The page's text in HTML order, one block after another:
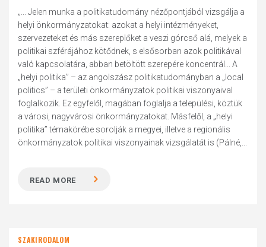
„... Jelen munka a politikatudomány nézőpontjából vizsgálja a
helyi önkormányzatokat: azokat a helyi intézményeket,
szervezeteket és más szereplőket a veszi górcső alá, melyek a
politikai szférájához kötődnek, s elsősorban azok politikával
való kapcsolatára, abban betöltött szerepére koncentrál... A
„helyi politika” – az angolszász politikatudományban a „local
politics” – a területi önkormányzatok politikai viszonyaival
foglalkozik. Ez egyfelől, magában foglalja a települési, köztük
a városi, nagyvárosi önkormányzatokat. Másfelől, a „helyi
politika” témakörébe sorolják a megyei, illetve a regionális
önkormányzatok politikai viszonyainak vizsgálatát is (Pálné,...
READ MORE
SZAKIRODALOM